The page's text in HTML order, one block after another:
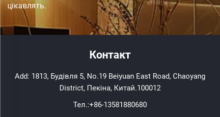
цікавлять.
Контакт
Add: 1813, Будівля 5, No.19 Beiyuan East Road, Chaoyang
District, Пекіна, Китай.100012
Тел.:+86-13581880680